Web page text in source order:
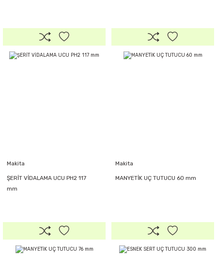
Makita
ŞERİT VİDALAMA UCU PH2 117
mm
Makita
MANYETİK UÇ TUTUCU 60 mm